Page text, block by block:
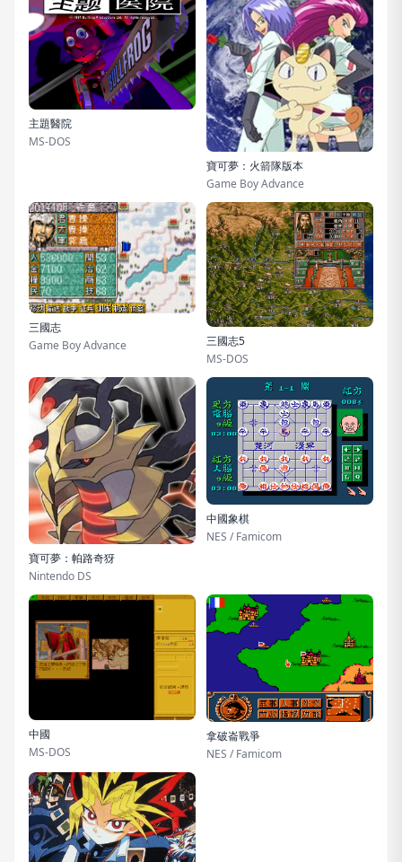
主題醫院
MS-DOS
寶可夢：火箭隊版本
Game Boy Advance
三國志
Game Boy Advance
三國志5
MS-DOS
寶可夢：帕路奇犽
Nintendo DS
中國象棋
NES / Famicom
中國
MS-DOS
拿破崙戰爭
NES / Famicom